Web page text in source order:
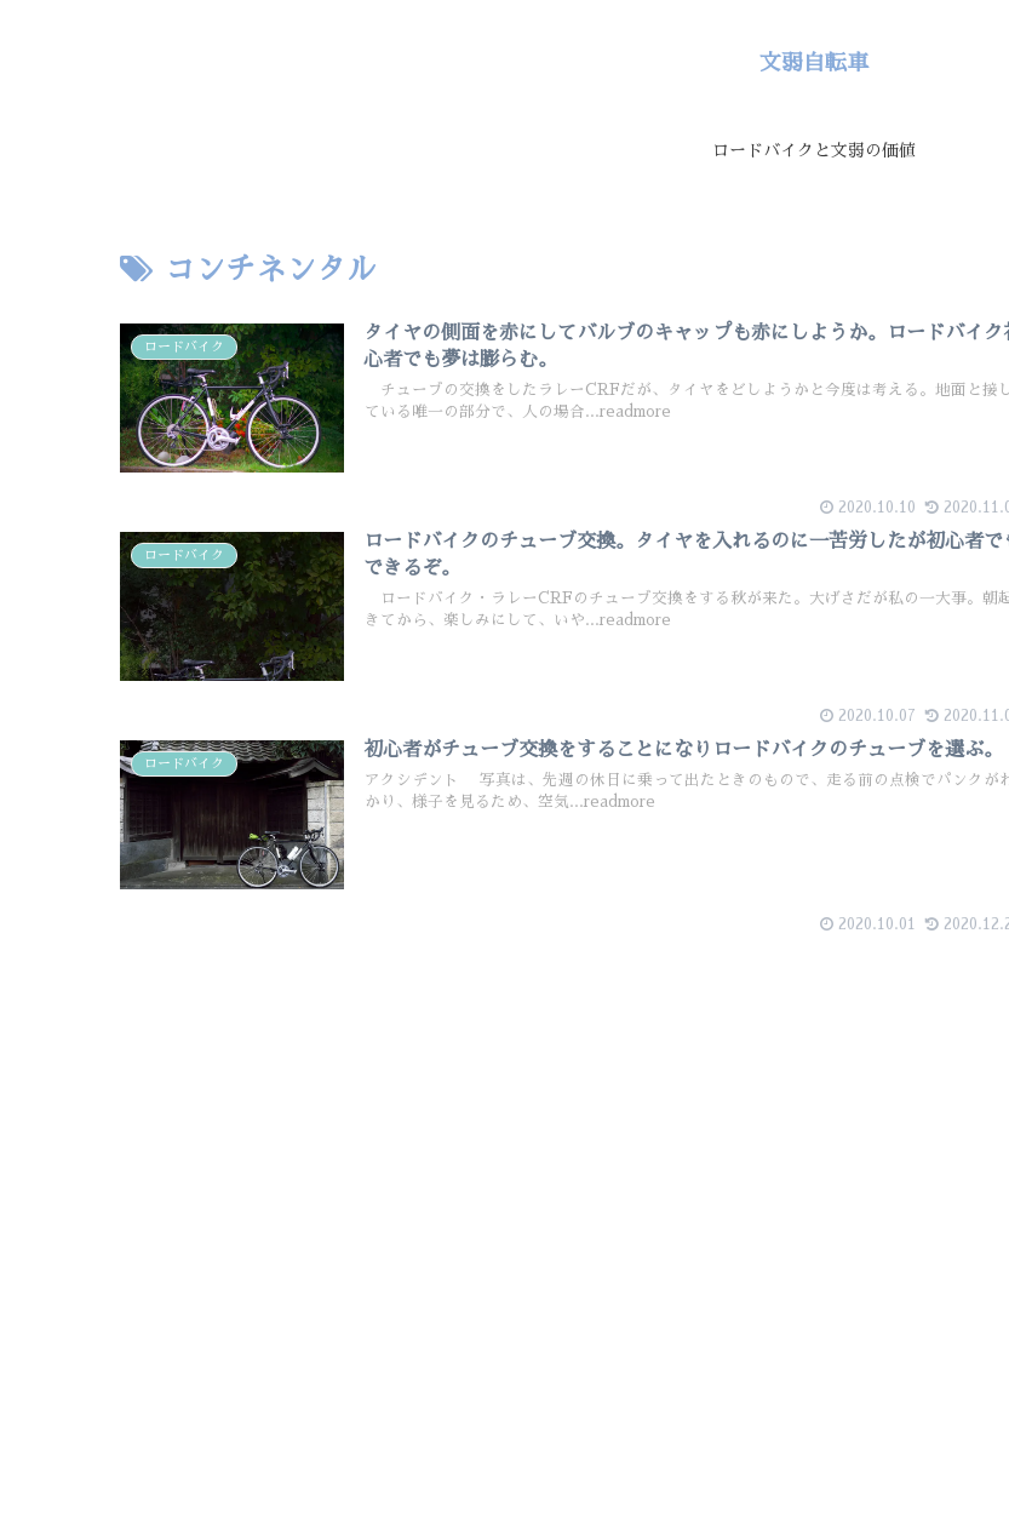
文弱自転車
ロードバイクと文弱の価値
コンチネンタル
ロードバイク
タイヤの側面を赤にしてバルブのキャップも赤にしようか。ロードバイク
心者でも夢は膨らむ。
チューブの交換をしたラレーCRFだが、タイヤをどしようかと今度は考える。地面と接
ている唯一の部分で、人の場合...readmore
2020.10.10
ロードバイク
ロードバイクのチューブ交換。タイヤを入れるのに一苦労したが初心者で
できるぞ。
ロードバイク・ラレーCRFのチューブ交換をする秋が来た。大げさだが私の一大事。朝
きてから、楽しみにして、いや...readmore
2020.10.07
ロードバイク
初心者がチューブ交換をすることになりロードバイクのチューブを選ぶ。
アクシデント 写真は、先週の休日に乗って出たときのもので、走る前の点検でパンクが
かり、様子を見るため、空気...readmore
2020.10.01